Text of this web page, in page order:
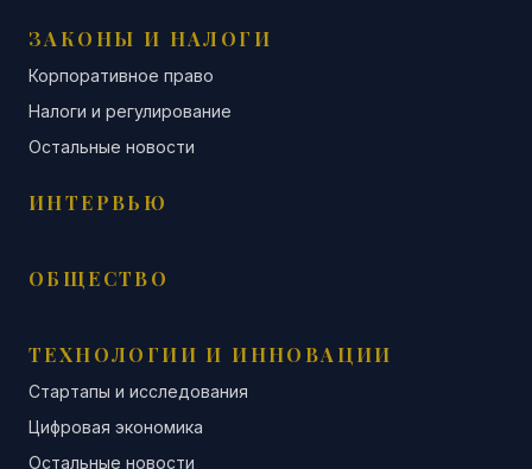
ЗАКОНЫ И НАЛОГИ
Корпоративное право
Налоги и регулирование
Остальные новости
ИНТЕРВЬЮ
ОБЩЕСТВО
ТЕХНОЛОГИИ И ИННОВАЦИИ
Стартапы и исследования
Цифровая экономика
Остальные новости